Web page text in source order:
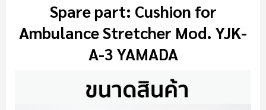
Spare part: Cushion for
Ambulance Stretcher Mod. YJK-
A-3 YAMADA